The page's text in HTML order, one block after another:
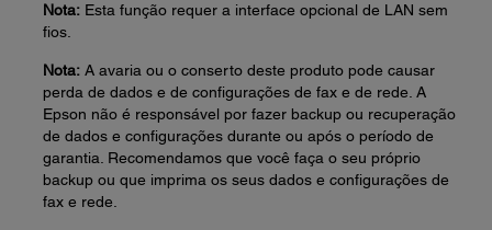
Nota: Esta função requer a interface opcional de LAN sem
fios.
Nota: A avaria ou o conserto deste produto pode causar
perda de dados e de configurações de fax e de rede. A
Epson não é responsável por fazer backup ou recuperação
de dados e configurações durante ou após o período de
garantia. Recomendamos que você faça o seu próprio
backup ou que imprima os seus dados e configurações de
fax e rede.